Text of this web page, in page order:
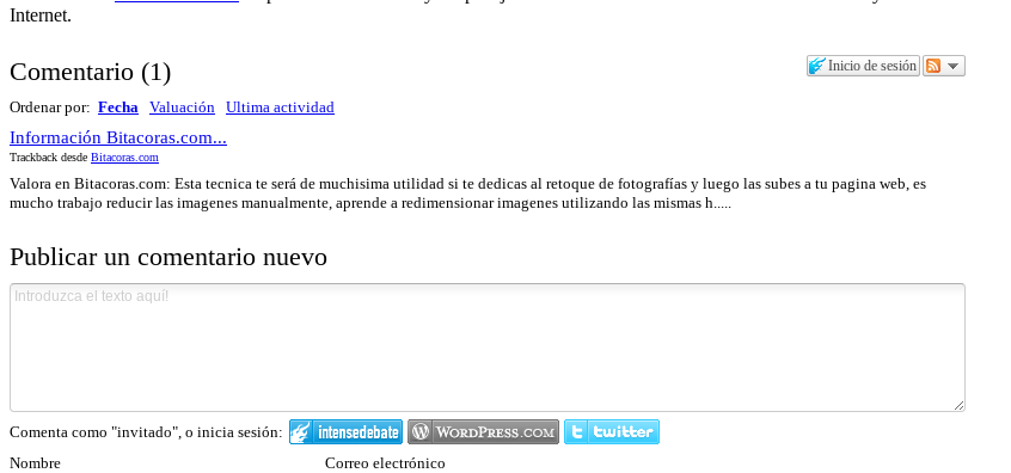
Internet.
Inicio de sesión
Comentario (1)
Ordenar por: Fecha Valuación Ultima actividad
Información Bitacoras.com...
Trackback desde Bitacoras.com
Valora en Bitacoras.com: Esta tecnica te será de muchisima utilidad si te dedicas al retoque de fotografías y luego las subes a tu pagina web, es
mucho trabajo reducir las imagenes manualmente, aprende a redimensionar imagenes utilizando las mismas h.....
Publicar un comentario nuevo
Comenta como "invitado", o inicia sesión:
Nombre
Correo electrónico